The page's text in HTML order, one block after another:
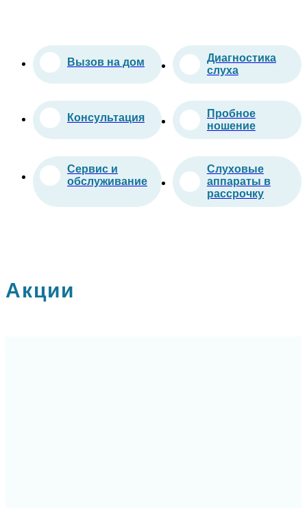
Вызов на дом
Диагностика
слуха
Консультация
Пробное
ношение
Сервис и
обслуживание
Слуховые
аппараты в
рассрочку
Акции